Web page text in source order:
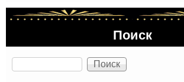
Поиск
Поиск